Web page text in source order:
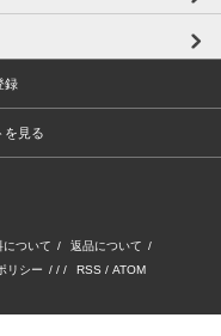
録
を見る
について / 返品について /
リシー / / / RSS / ATOM